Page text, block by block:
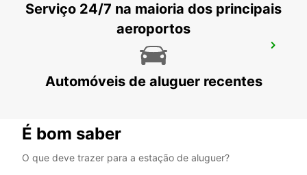
KIRCHHEIM UNTER TECK
KIRCHHEIM UNTER TECK - GERMANY
Serviço 24/7 na maioria dos principais
aeroportos
Automóveis de aluguer recentes
É bom saber
O que deve trazer para a estação de aluguer?